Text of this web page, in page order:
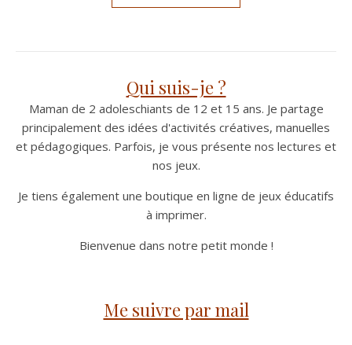
Qui suis-je ?
Maman de 2 adoleschiants de 12 et 15 ans. Je partage
principalement des idées d'activités créatives, manuelles
et pédagogiques. Parfois, je vous présente nos lectures et
nos jeux.
Je tiens également une boutique en ligne de jeux éducatifs
à imprimer.
Bienvenue dans notre petit monde !
Me suivre par mail